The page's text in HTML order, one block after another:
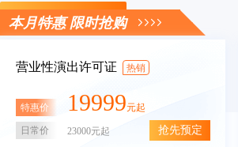
立即咨询
本月特惠 限时抢购
营业性演出许可证 热销
特惠价 19999元起
日常价 23000元起 抢先预定